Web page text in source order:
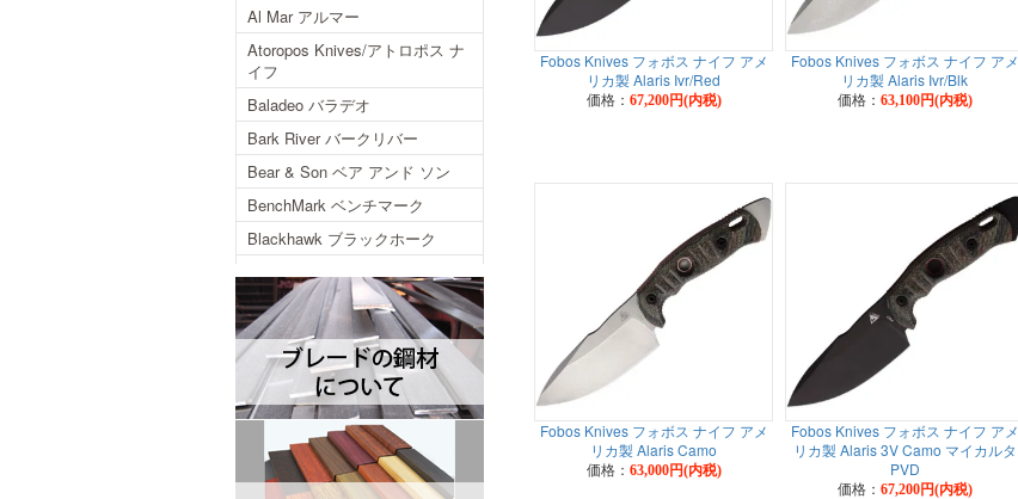
Fobos Knives フォボス ナイフ アメ
リカ製 Alaris Ivr/Red
価格： 67,200円(内税)
Fobos Knives フォボス ナイフ アメ
リカ製 Alaris Ivr/Blk
価格： 63,100円(内税)
Fobos Knives フォボス ナイフ アメ
リカ製 Alaris Camo
価格： 63,000円(内税)
Fobos Knives フォボス ナイフ アメ
リカ製 Alaris 3V Camo マイカルタ
PVD
価格： 67,200円(内税)
Al Mar アルマー
Atoropos Knives/アトロポス ナ
イフ
Baladeo バラデオ
Bark River バークリバー
Bear & Son ベア アンド ソン
BenchMark ベンチマーク
Blackhawk ブラックホーク
Blackjack ブラックジャック
Blackjack International ブラック
ジャックインターナショナル
Brisa ブリサ
BRK Designed by ESEE ブルリ
ッジナイフデザイン エスイー
Browning ブローニング
Buck バック